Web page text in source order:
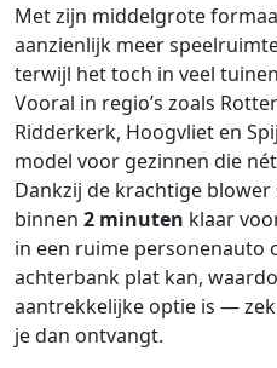
Met zijn middelgrote
aanzienlijk meer
terwijl het toch in veel
Vooral in regio’s zoals
Ridderkerk, Hoogvliet en
model voor gezinnen die
Dankzij de krachtige
binnen 2 minuten klaar
in een ruime personenauto
achterbank plat kan,
aantrekkelijke optie is —
je dan ontvangt.